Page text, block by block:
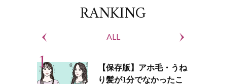
RANKING
ALL
【保存版】アホ毛・うね
り髪が1分でなかったこ